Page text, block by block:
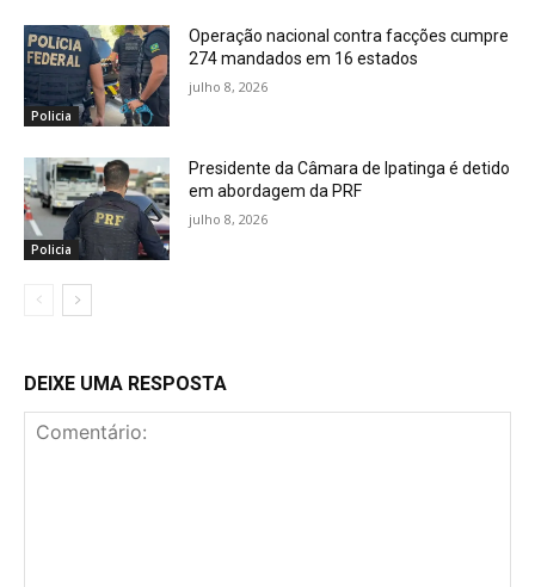
Policia
Operação nacional contra facções cumpre
274 mandados em 16 estados
julho 8, 2026
Policia
Presidente da Câmara de Ipatinga é detido
em abordagem da PRF
julho 8, 2026
DEIXE UMA RESPOSTA